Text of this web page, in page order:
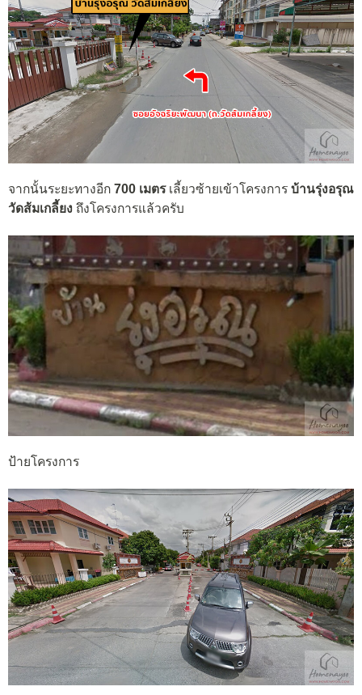
จากนั้นระยะทางอีก 700 เมตรเลี้ยวซ้ายเข้าโครงการ บ้านรุ่งอรุณ
วัดส้มเกลี้ยง ถึงโครงการแล้วครับ
ป้ายโครงการ